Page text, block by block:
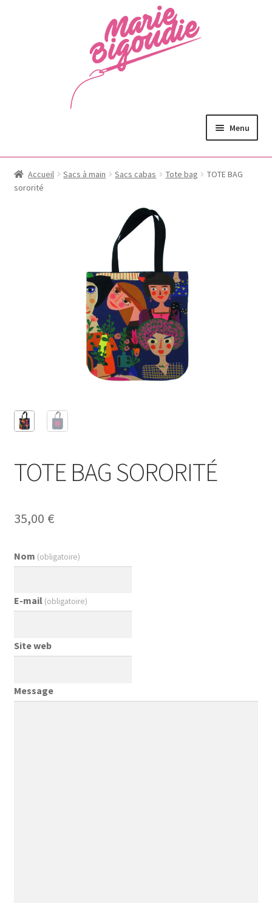
Menu
Accueil Sacs à main Sacs cabas Tote bag
TOTE BAG
sororité
TOTE BAG SORORITÉ
35,00 €
Nom (obligatoire)
E-mail (obligatoire)
Site web
Message